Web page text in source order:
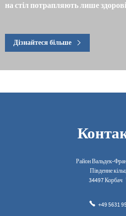
на стіл потрапляють лише
Дізнайтеся більше
Район Вальдек-
Південне
34497Корбач
+49 5631